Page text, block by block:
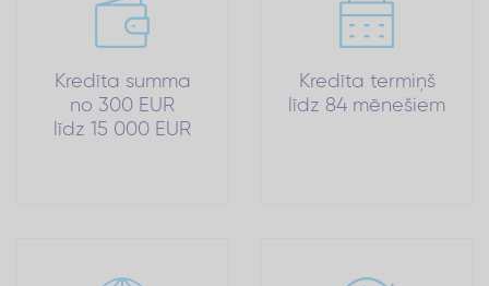
Kredīta summa
no 300 EUR
līdz 15 000 EUR
Kredīta termiņš
līdz 84 mēnešiem